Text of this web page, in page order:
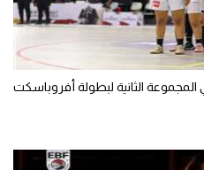
الثانية لبطولة أفروباسكت